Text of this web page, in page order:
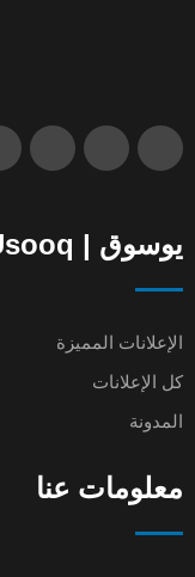
يوسوق | Usooq
الإعلانات المميزة
كل الإعلانات
المدونة
معلومات عنا